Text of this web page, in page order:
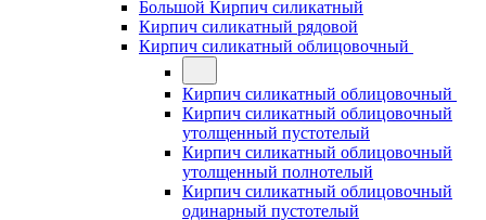
Большой Кирпич силикатный
Кирпич силикатный рядовой
Кирпич силикатный облицовочный
Кирпич силикатный облицовочный
Кирпич силикатный облицовочный
утолщенный пустотелый
Кирпич силикатный облицовочный
утолщенный полнотелый
Кирпич силикатный облицовочный
одинарный пустотелый